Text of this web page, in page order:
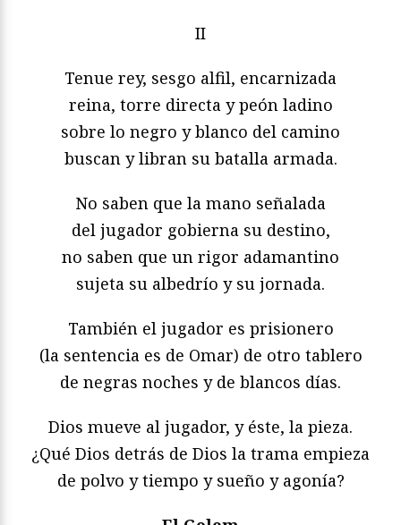
II
Tenue rey, sesgo alfil, encarnizada
reina, torre directa y peón ladino
sobre lo negro y blanco del camino
buscan y libran su batalla armada.
No saben que la mano señalada
del jugador gobierna su destino,
no saben que un rigor adamantino
sujeta su albedrío y su jornada.
También el jugador es prisionero
(la sentencia es de Omar) de otro tablero
de negras noches y de blancos días.
Dios mueve al jugador, y éste, la pieza.
¿Qué Dios detrás de Dios la trama empieza
de polvo y tiempo y sueño y agonía?